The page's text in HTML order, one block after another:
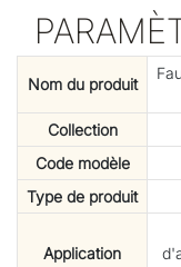
Nom du produit
Collection
Code modèle
Type de produit
Application